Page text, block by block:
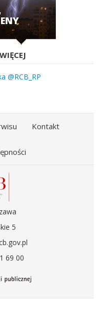
@RCB_RP
Kontakt
5
69 00